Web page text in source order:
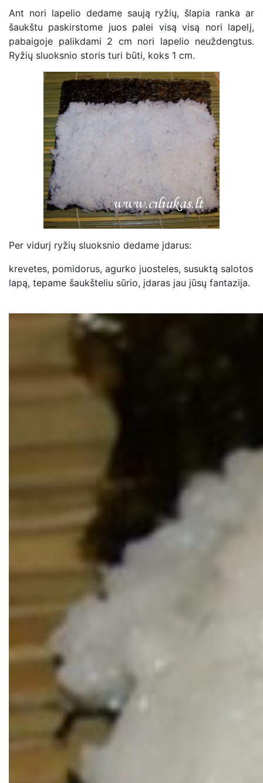
Ant nori lapelio dedame saują ryžių, šlapia ranka ar
šaukštu paskirstome juos palei visą visą nori lapelį,
pabaigoje palikdami 2 cm nori lapelio neuždengtus.
Ryžių sluoksnio storis turi būti, koks 1 cm.
Per vidurį ryžių sluoksnio dedame įdarus:
krevetes, pomidorus, agurko juosteles, susuktą salotos
lapą, tepame šaukšteliu sūrio, įdaras jau jūsų fantazija.